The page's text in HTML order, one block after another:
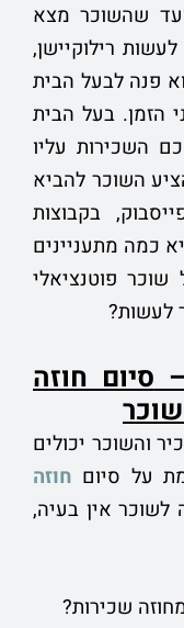
שהשוכר מצא
רילוקיישן,
פנה לבעל הבית
הזמן. בעל הבית
השכירות עליו
השוכר להביא
בקבוצות
כמה מתעניינים
פוטנציאלי
לעשות?
סיום חוזה
והשוכר יכולים
על סיום חוזה
לשוכר אין בעיה,
שכירות?